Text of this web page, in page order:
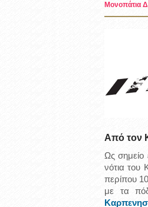
Μονοπάτια
Από τον
Ως σημείο
νότια του
περίπου
με τα